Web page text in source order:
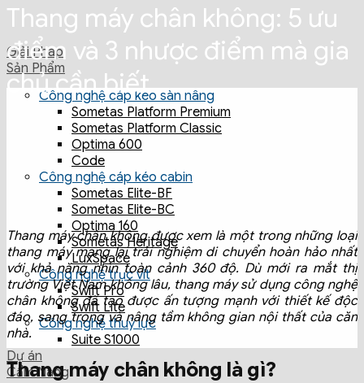
Giải Pháp
Sản Phẩm
Công nghệ cáp kéo sàn nâng
Sometas Platform Premium
Sometas Platform Classic
Optima 600
Code
Công nghệ cáp kéo cabin
Sometas Elite-BF
Sometas Elite-BC
Optima 160
Sometas Heritage
LuxSpace
Công nghệ trục vít
Swift Pro
Swift Lite
Công nghệ thuỷ lực
Suite S1000
Dự án
Cẩm Nang
Thang máy chân không: 5 ưu
điểm và 3 nhược điểm mà gia
chủ cần biết
Thang máy chân không được xem là một trong những loại
thang máy mang lại trải nghiệm di chuyển hoàn hảo nhất
với khả năng nhìn toàn cảnh 360 độ. Dù mới ra mắt thị
trường Việt Nam không lâu, thang máy sử dụng công nghệ
chân không đã tạo được ấn tượng mạnh với thiết kế độc
đáo, sang trọng và nâng tầm không gian nội thất của căn
nhà.
Thang máy chân không là gì?